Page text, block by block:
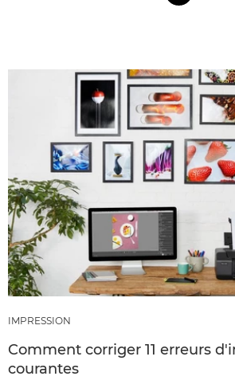
IMPRESSION
Comment corriger 11 erreurs
courantes